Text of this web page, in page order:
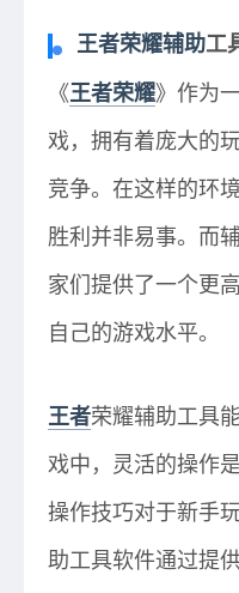
王者荣耀辅助工
《王者荣耀》作为
戏，拥有着庞大的
竞争。在这样的环
胜利并非易事。而
家们提供了一个更
自己的游戏水平。
王者荣耀辅助工具
戏中，灵活的操作
操作技巧对于新手
助工具软件通过提